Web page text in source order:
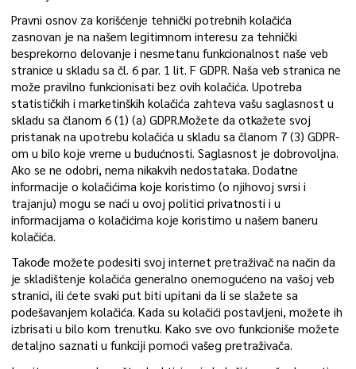
Pravni osnov za korišćenje tehnički potrebnih kolačića
zasnovan je na našem legitimnom interesu za tehnički
besprekorno delovanje i nesmetanu funkcionalnost naše veb
stranice u skladu sa čl. 6 par. 1 lit. F GDPR. Naša veb stranica ne
može pravilno funkcionisati bez ovih kolačića. Upotreba
statističkih i marketinških kolačića zahteva vašu saglasnost u
skladu sa članom 6 (1) (a) GDPR.Možete da otkažete svoj
pristanak na upotrebu kolačića u skladu sa članom 7 (3) GDPR-
om u bilo koje vreme u budućnosti. Saglasnost je dobrovoljna.
Ako se ne odobri, nema nikakvih nedostataka. Dodatne
informacije o kolačićima koje koristimo (o njihovoj svrsi i
trajanju) mogu se naći u ovoj politici privatnosti i u
informacijama o kolačićima koje koristimo u našem baneru
kolačića.
Takođe možete podesiti svoj internet pretraživač na način da
je skladištenje kolačića generalno onemogućeno na vašoj veb
stranici, ili ćete svaki put biti upitani da li se slažete sa
podešavanjem kolačića. Kada su kolačići postavljeni, možete ih
izbrisati u bilo kom trenutku. Kako sve ovo funkcioniše možete
detaljno saznati u funkciji pomoći vašeg pretraživača.